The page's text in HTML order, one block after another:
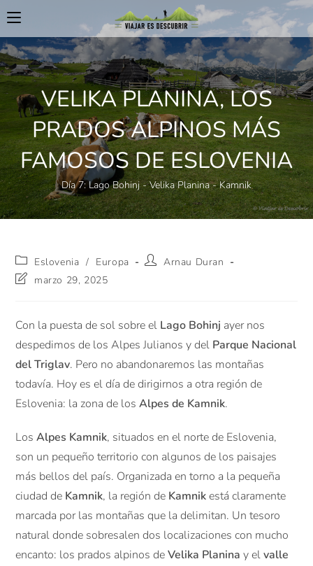
VELIKA PLANINA, LOS
PRADOS ALPINOS MÁS
FAMOSOS DE ESLOVENIA
Día 7: Lago Bohinj - Velika Planina - Kamnik
Eslovenia / Europa
Arnau Duran
marzo 29, 2025
Con la puesta de sol sobre el Lago Bohinj ayer nos
despedimos de los Alpes Julianos y del Parque Nacional
del Triglav. Pero no abandonaremos las montañas
todavía. Hoy es el día de dirigirnos a otra región de
Eslovenia: la zona de losAlpes de Kamnik.
LosAlpes Kamnik, situados en el norte de Eslovenia,
son un pequeño territorio con algunos de los paisajes
más bellos del país. Organizada en torno a la pequeña
ciudad de Kamnik, la región de Kamnikestá claramente
marcada por las montañas que la delimitan. Un tesoro
natural donde sobresalen dos localizaciones con mucho
encanto: los prados alpinos deVelika Planina y elvalle